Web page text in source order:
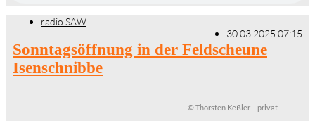
radio SAW
30.03.2025 07:15
Sonntagsöffnung in der Feldscheune
Isenschnibbe
© Thorsten Keßler – privat